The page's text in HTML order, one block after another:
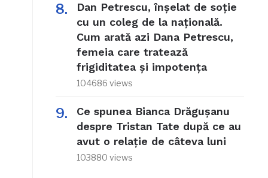
Dan Petrescu, înșelat de soție
cu un coleg de la națională.
Cum arată azi Dana Petrescu,
femeia care tratează
frigiditatea și impotența
104686 views
Ce spunea Bianca Drăgușanu
despre Tristan Tate după ce au
avut o relație de câteva luni
103880 views